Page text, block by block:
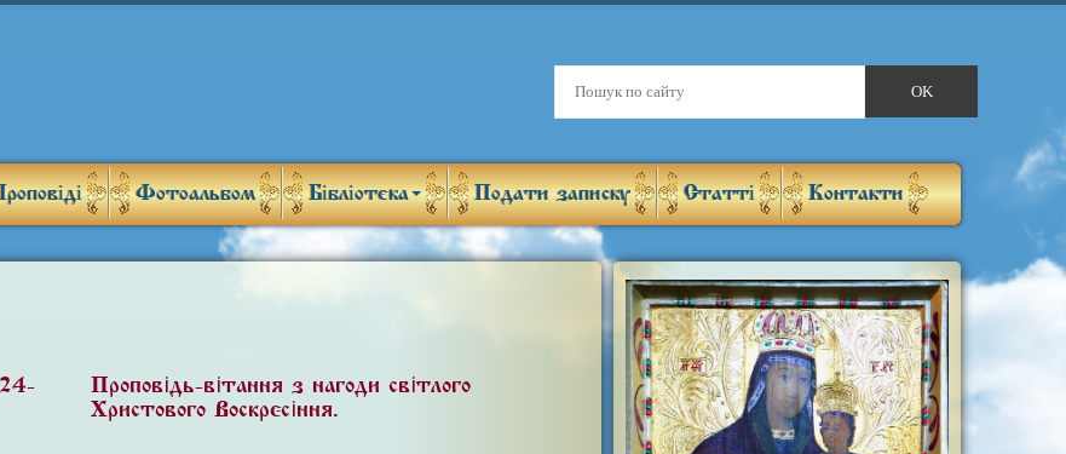
Фотоальбом Бібліотека Подати записку Статті Контакти
Проповідь-вітання з нагоди світлого
Христового Воскресіння.